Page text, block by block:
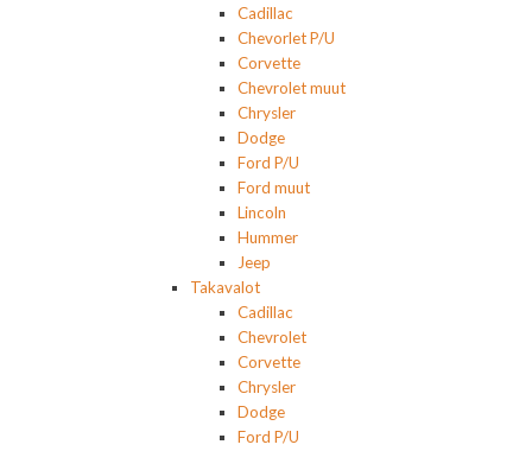
Cadillac
Chevorlet P/U
Corvette
Chevrolet muut
Chrysler
Dodge
Ford P/U
Ford muut
Lincoln
Hummer
Jeep
Takavalot
Cadillac
Chevrolet
Corvette
Chrysler
Dodge
Ford P/U